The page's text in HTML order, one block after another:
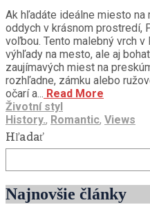
Ak hľadáte ideálne miesto na
oddych v krásnom prostredí,
voľbou. Tento malebný vrch v
výhľady na mesto, ale aj
zaujímavých miest na
rozhľadne, zámku alebo
očarí a... Read More
Životní styl
History., Romantic, Views
Hľadať
Najnovšie články